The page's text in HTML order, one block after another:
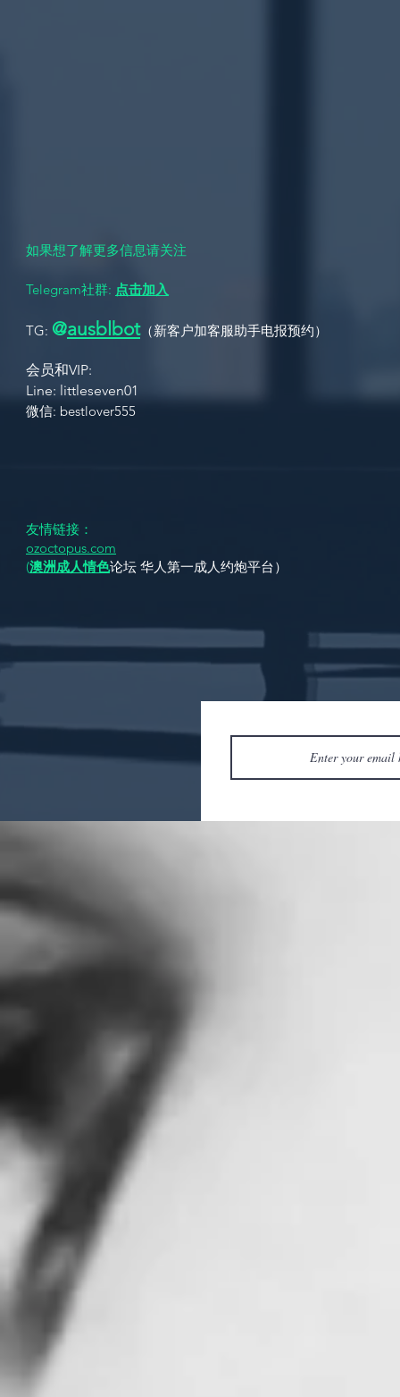
如果想了解更多信息请关注
Telegram社群: 点击加入
TG: @ausbl bot（新客户加客服助手电报预约）
会员和VIP:
L ine: littleseven01 ​
​​微信: bestlover555
友情链接：
ozoctopus.com
(澳洲成人情色论坛 华人第一成人约炮平台）